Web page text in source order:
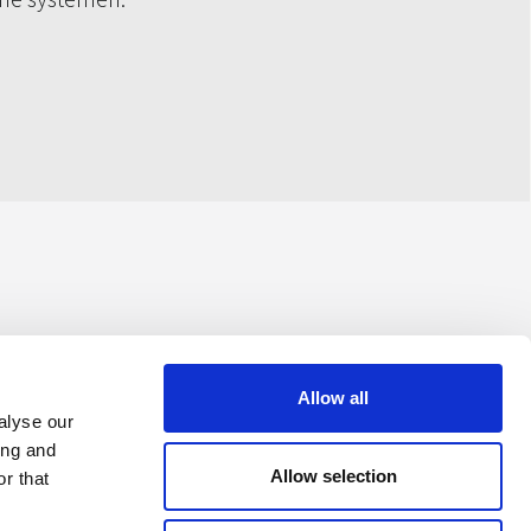
our
and
that
Allow all
Allow selection